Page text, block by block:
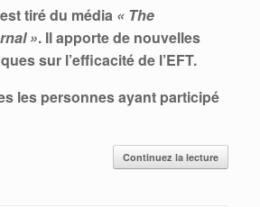
tiré du média « The
». Il apporte de nouvelles
sur l’efficacité de l’EFT.
les personnes ayant participé
Continuez la lecture